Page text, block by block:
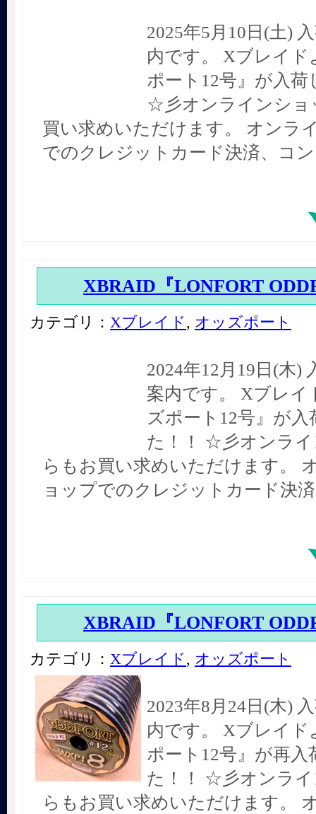
2025年5月10日(土)
内です。 Xブレイド
ポート12号』が入荷
☆彡オンラインショ
買い求めいただけます。 オンラ
でのクレジットカード決済、コ
XBRAID『LONFORT
カテゴリ： Xブレイド , オッズポート
2024年12月19日(木)
案内です。 Xブレイ
ズポート12号』が入
た！！ ☆彡オンラ
らもお買い求めいただけます。
ョップでのクレジットカード決
XBRAID『LONFORT
カテゴリ： Xブレイド , オッズポート
2023年8月24日(木)
内です。 Xブレイド
ポート12号』が再入
た！！ ☆彡オンラ
らもお買い求めいただけます。